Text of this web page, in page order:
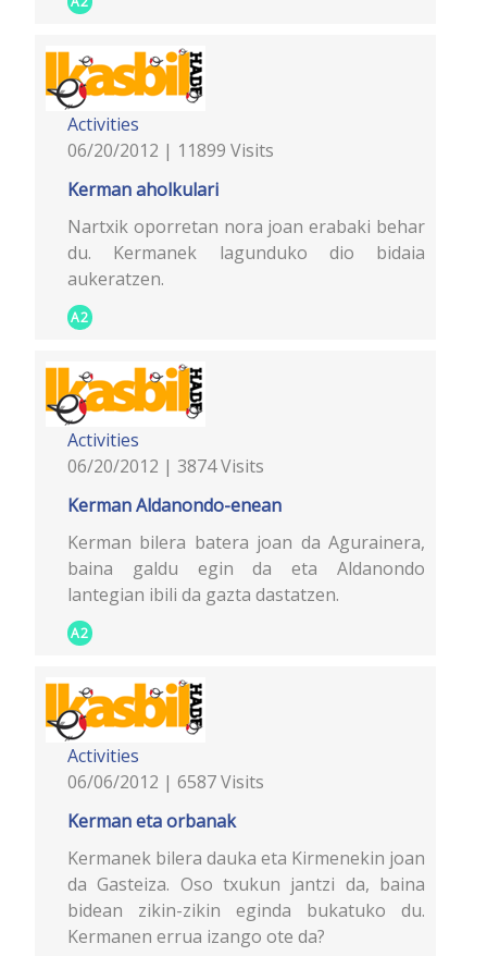
Activities
06/20/2012 | 11899 Visits
Kerman aholkulari
Nartxik oporretan nora joan erabaki behar
du. Kermanek lagunduko dio bidaia
aukeratzen.
A2
Activities
06/20/2012 | 3874 Visits
Kerman Aldanondo-enean
Kerman bilera batera joan da Agurainera,
baina galdu egin da eta Aldanondo
lantegian ibili da gazta dastatzen.
A2
Activities
06/06/2012 | 6587 Visits
Kerman eta orbanak
Kermanek bilera dauka eta Kirmenekin joan
da Gasteiza. Oso txukun jantzi da, baina
bidean zikin-zikin eginda bukatuko du.
Kermanen errua izango ote da?